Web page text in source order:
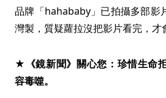
品牌「hahababy」已拍攝多部影
灣製，質疑蘿拉沒把影片看完，才
★《鏡新聞》關心您：珍惜生命
容毒噬。